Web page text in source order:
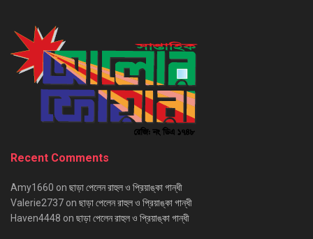
Recent Comments
Amy1660 on ছাড়া পেলেন রাহুল ও প্রিয়াঙ্কা গান্ধী
Valerie2737 on ছাড়া পেলেন রাহুল ও প্রিয়াঙ্কা গান্ধী
Haven4448 on ছাড়া পেলেন রাহুল ও প্রিয়াঙ্কা গান্ধী